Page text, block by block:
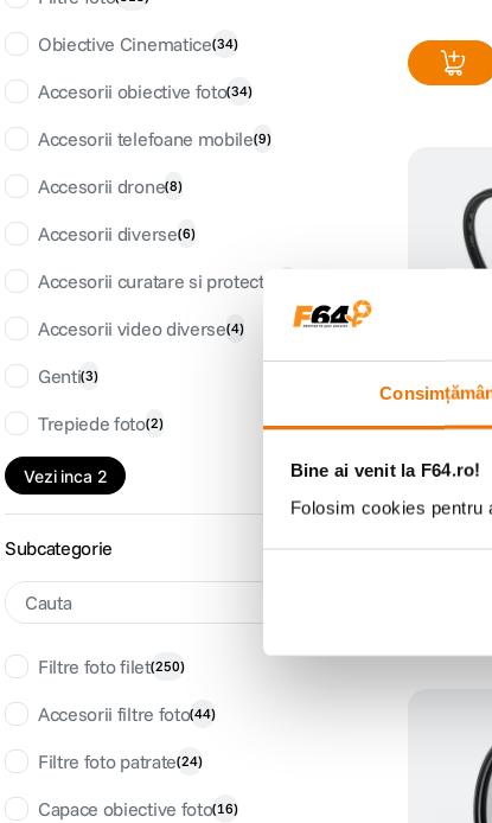
Bine ai venit la F64.ro!
Folosim cookies pentru
Obiective Cinematice(34)
Accesorii obiective foto(34)
Accesorii telefoane mobile(9)
Accesorii drone(8)
Accesorii diverse(6)
Accesorii curatare si protectie
Accesorii video diverse(4)
Genti(3)
Trepiede foto(2)
Vezi inca 2
Subcategorie
Filtre foto filet(250)
Accesorii filtre foto(44)
Filtre foto patrate(24)
Capace obiective foto(16)
Nisi Filtru
17999 lei